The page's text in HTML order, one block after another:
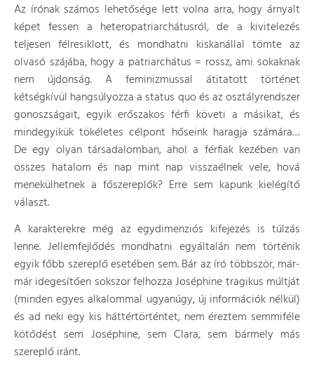
Az írónak számos lehetősége lett volna arra, hogy árnyalt
képet fessen a heteropatriarchátusról, de a kivitelezés
teljesen félresiklott, és mondhatni kiskanállal tömte az
olvasó szájába, hogy a patriarchátus = rossz, ami sokaknak
nem újdonság. A feminizmussal átitatott történet
kétségkívül hangsúlyozza a status quo és az osztályrendszer
gonoszságait, egyik erőszakos férfi követi a másikat, és
mindegyikük tökéletes célpont hőseink haragja számára…
De egy olyan társadalomban, ahol a férfiak kezében van
összes hatalom és nap mint nap visszaélnek vele, hová
menekülhetnek a főszereplők? Erre sem kapunk kielégítő
választ.
A karakterekre még az egydimenziós kifejezés is túlzás
lenne. Jellemfejlődés mondhatni egyáltalán nem történik
egyik főbb szereplő esetében sem. Bár az író többször, már-
már idegesítően sokszor felhozza Joséphine tragikus múltját
(minden egyes alkalommal ugyanúgy, új információk nélkül)
és ad neki egy kis háttértörténtet, nem éreztem semmiféle
kötődést sem Joséphine, sem Clara, sem bármely más
szereplő iránt.